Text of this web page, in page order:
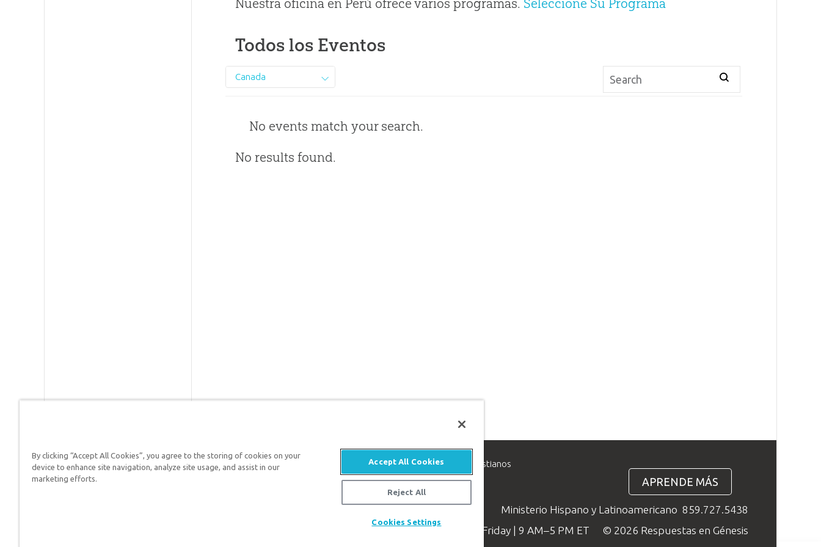
Nuestra oficina en Perú ofrece varios programas. Seleccione Su Programa
Todos los Eventos
Canada
No events match your search.
No results found.
Respuestas en Génesis es un ministerio de apologética, dedicado a ayudar a los cristianos
defender su fe y proclamar el evangelio de Jesucristo.
APRENDE MÁS
Ministerio Hispano y Latinoamericano 859.727.5438
Available Monday–Friday | 9 AM–5 PM ET
© 2026 Respuestas en Génesis
By clicking “Accept All Cookies”, you agree to the storing of cookies on your
device to enhance site navigation, analyze site usage, and assist in our
marketing efforts.
Accept All Cookies
Reject All
Cookies Settings